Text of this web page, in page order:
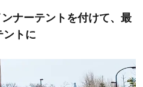
ーテントを付けて、最
ントに